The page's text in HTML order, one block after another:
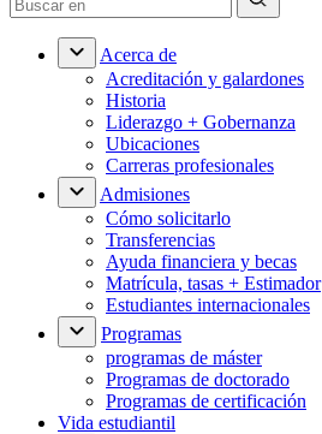
Acerca de
Acreditación y galardones
Historia
Liderazgo + Gobernanza
Ubicaciones
Carreras profesionales
Admisiones
Cómo solicitarlo
Transferencias
Ayuda financiera y becas
Matrícula, tasas + Estimador
Estudiantes internacionales
Programas
programas de máster
Programas de doctorado
Programas de certificación
Vida estudiantil